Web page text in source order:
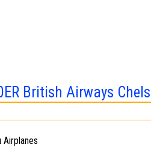
British Airways